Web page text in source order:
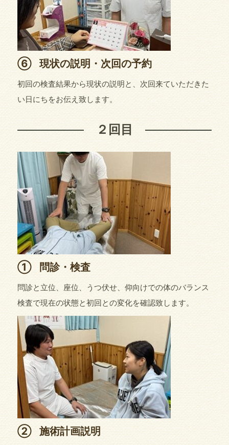
⑥ 現状の説明・次回の予約
初回の検査結果から現状の説明と、次回来ていただきた
い日にちをお伝え致します。
２回目
① 問診・検査
問診と立位、座位、うつ伏せ、仰向けでの体のバランス
検査で現在の状態と初回との変化を確認致します。
② 施術計画説明